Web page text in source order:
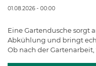
01.08.2026 - 00:00
Eine Gartendusche sorgt
Abkühlung und bringt
Ob nach der Gartenarbeit,